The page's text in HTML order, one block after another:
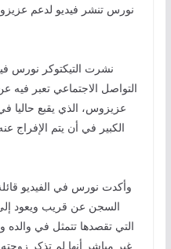
نورس تنشر فيديو لدعم
نشرت التيكتوكر نورس
التواصل الاجتماعي تعبر فيه
عزيزوس، الذي يقبع
الكبير في أن يتم الإفراج
وأكدت نورس في الفيديو
السجن عن قريب ويعود
التي تقصدها تتمثل في
غير مباشر أنها لم تذكر